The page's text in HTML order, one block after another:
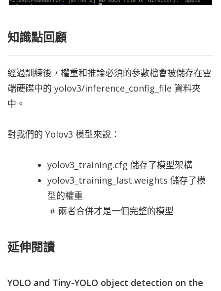
知識點回顧
經過訓練後，權重和推論必須的參數檔會被儲存在雲
端硬碟中的 yolov3/inference_config_file 資料夾
中。
對我們的 Yolov3 模型來說：
yolov3_training.cfg 儲存了模型架構
yolov3_training_last.weights 儲存了模
型的權重
# 兩者合併才是一個完整的模型
延伸閱讀
YOLO and Tiny-YOLO object detection on the